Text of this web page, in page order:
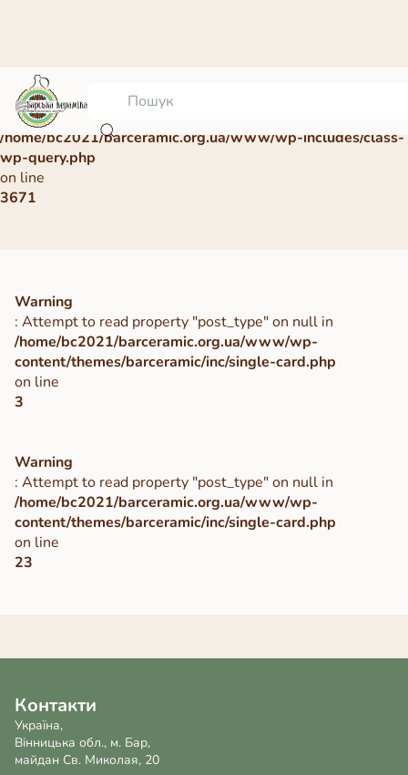
Warning
: Undefined array key 0 in
/home/bc2021/barceramic.org.ua/www/wp-includes/class-
wp-query.php
on line
3671
Warning
: Attempt to read property "post_type" on null in
/home/bc2021/barceramic.org.ua/www/wp-
content/themes/barceramic/inc/single-card.php
on line
3
Warning
: Attempt to read property "post_type" on null in
/home/bc2021/barceramic.org.ua/www/wp-
content/themes/barceramic/inc/single-card.php
on line
23
Контакти
Україна,
Вінницька обл., м. Бар,
майдан Св. Миколая, 20